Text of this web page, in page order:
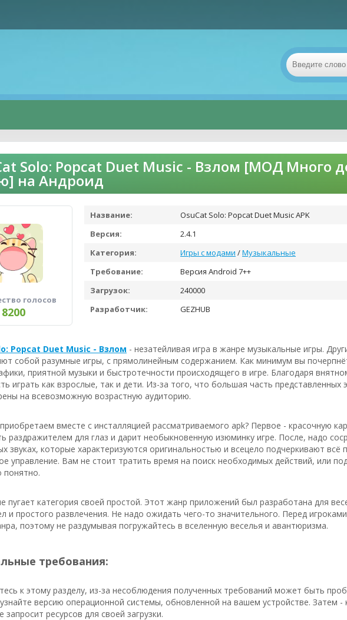
Solo: Popcat Duet Music - Взлом [МОД Много
на Андроид
голосов
8200
Название:
OsuCat Solo: Popcat Duet Music APK
Версия:
2.4.1
Категория:
Игры с модами /Музыкальные
Требование:
Версия Android 7++
Загрузок:
240000
Разработчик:
GEZHUB
Popcat Duet Music - Взлом - незатейливая игра в жанре музыкальные игры.
собой разумные игры, с прямолинейным содержанием. Как минимум вы
приятной музыки и быстротечности происходящего в игре. Благодаря
играть как взрослые, так и дети. Из-за того, что большая часть представленных
на всевозможную возрастную аудиторию.
вместе с инсталляцией рассматриваемого apk? Первое - красочную
раздражителем для глаз и дарит необыкновенную изюминку игре. После, надо
звуках, которые характеризуются оригинальностью и всецело подчеркивают всё
управление. Вам не стоит тратить время на поиск необходимых действий, или
понятно.
пугает категория своей простой. Этот жанр приложений был разработана для
и простого развлечения. Не надо ожидать чего-то значительного. Перед
поэтому не раздумывая погружайтесь в вселенную веселья и авантюризма.
требования:
к этому разделу, из-за несоблюдения полученных требований может быть
версию операционной системы, обновленной на вашем устройстве. Затем -
запросит ресурсов для своей загрузки.